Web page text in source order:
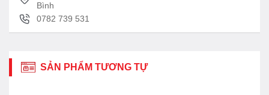
Bình
0782 739 531
SẢN PHẨM TƯƠNG TỰ